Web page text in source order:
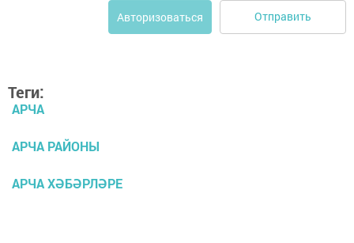
Авторизоваться Отправить
Теги:
АРЧА
АРЧА РАЙОНЫ
АРЧА ХӘБӘРЛӘРЕ